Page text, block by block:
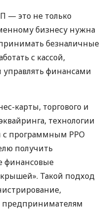
— это не только
бизнесу нужна
безналичные
с кассой,
управлять финансами
карты, торгового и
технологии
с программным РРО
получить
финансовые
Такой подход
предпринимателям